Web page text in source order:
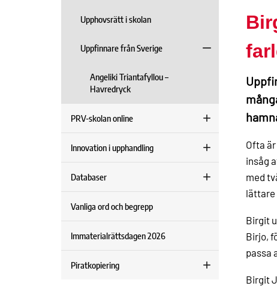
Upphovsrätt i skolan
Uppfinnare från Sverige
Angeliki Triantafyllou –
Havredryck
PRV-skolan online
Innovation i upphandling
Databaser
Vanliga ord och begrepp
Immaterialrättsdagen 2026
Piratkopiering
Ofta
insåg
med
lättare
Birgit
Birjo,
passa
Birgit